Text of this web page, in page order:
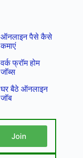
ऑनलाइन पैसे कैसे
कमाएं
वर्क फ्रॉम होम
जॉब्स
घर बैठे ऑनलाइन
जॉब
Join